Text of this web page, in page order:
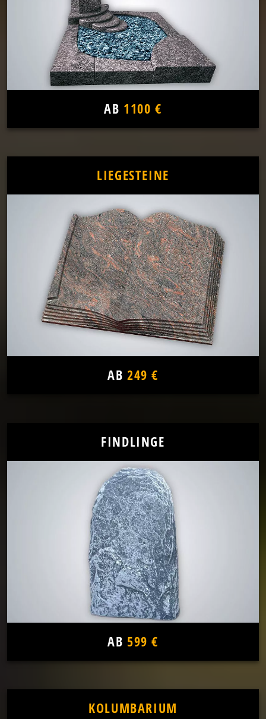
AB 1100 €
LIEGESTEINE
AB 249 €
FINDLINGE
AB 599 €
KOLUMBARIUM